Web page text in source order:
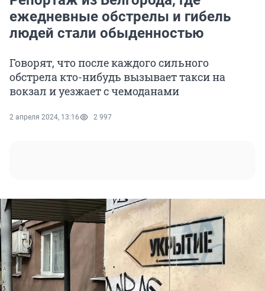
ежедневные обстрелы и гибель
людей стали обыденностью
Говорят, что после каждого сильного
обстрела кто-нибудь вызывает такси на
вокзал и уезжает с чемоданами
2 апреля 2024, 13:16 2 997